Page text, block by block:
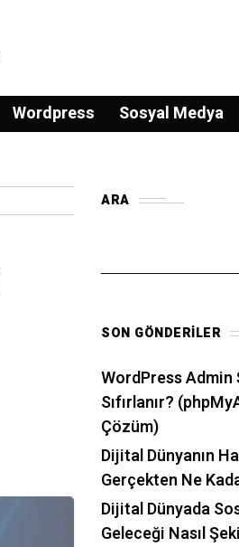
Wordpress Sosyal Medya
ARA
SON GÖNDERILER
WordPress Admin
Sıfırlanır?
Çözüm)
Dijital Dünyanın
Gerçekten Ne
Dijital Dünyada
Geleceği Nasıl